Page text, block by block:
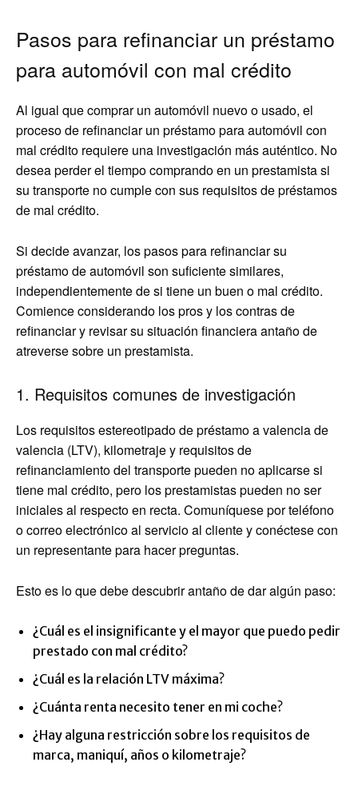
Pasos para refinanciar un préstamo
para automóvil con mal crédito
Al igual que comprar un automóvil nuevo o usado, el
proceso de refinanciar un préstamo para automóvil con
mal crédito requiere una investigación más auténtico. No
desea perder el tiempo comprando en un prestamista si
su transporte no cumple con sus requisitos de préstamos
de mal crédito.
Si decide avanzar, los pasos para refinanciar su
préstamo de automóvil son suficiente similares,
independientemente de si tiene un buen o mal crédito.
Comience considerando los pros y los contras de
refinanciar y revisar su situación financiera antaño de
atreverse sobre un prestamista.
1. Requisitos comunes de investigación
Los requisitos estereotipado de préstamo a valencia de
valencia (LTV), kilometraje y requisitos de
refinanciamiento del transporte pueden no aplicarse si
tiene mal crédito, pero los prestamistas pueden no ser
iniciales al respecto en recta. Comuníquese por teléfono
o correo electrónico al servicio al cliente y conéctese con
un representante para hacer preguntas.
Esto es lo que debe descubrir antaño de dar algún paso:
¿Cuál es el insignificante y el mayor que puedo pedir
prestado con mal crédito?
¿Cuál es la relación LTV máxima?
¿Cuánta renta necesito tener en mi coche?
¿Hay alguna restricción sobre los requisitos de
marca, maniquí, años o kilometraje?